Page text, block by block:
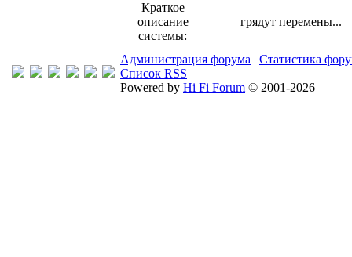
Краткое
описание
системы:
грядут перемены...
Администрация форума | Статистика
Список RSS
Powered by Hi Fi Forum © 2001-2026